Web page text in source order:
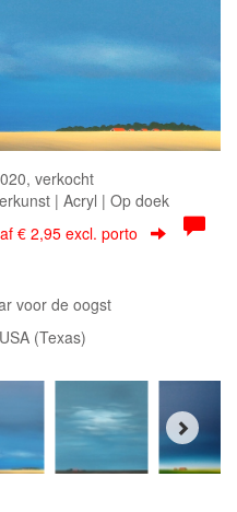
verkocht
| Acryl | Op doek
€ 2,95 excl. porto
voor de oogst
(Texas)